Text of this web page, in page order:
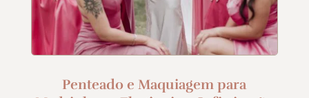
Penteado e Maquiagem para